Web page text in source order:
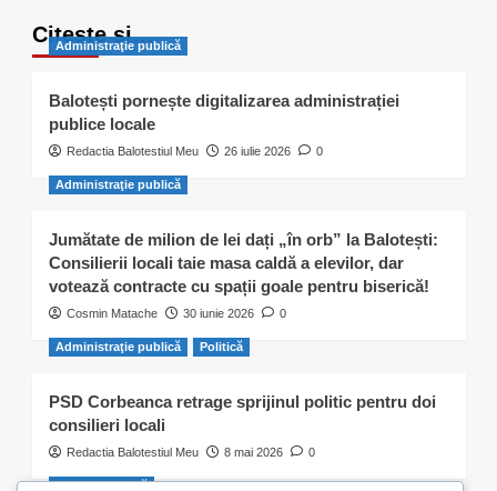
Citește și…
Administraţie publică
Balotești pornește digitalizarea administrației
publice locale
Redactia Balotestiul Meu 26 iulie 2026 0
Administraţie publică
Jumătate de milion de lei dați „în orb” la Balotești:
Consilierii locali taie masa caldă a elevilor, dar
votează contracte cu spații goale pentru biserică!
Cosmin Matache 30 iunie 2026 0
Administraţie publică Politică
PSD Corbeanca retrage sprijinul politic pentru doi
consilieri locali
Redactia Balotestiul Meu 8 mai 2026 0
Activitate civică